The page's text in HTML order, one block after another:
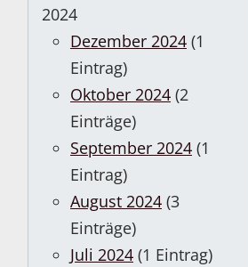
2024
Dezember 2024 (1
Eintrag)
Oktober 2024 (2
Einträge)
September 2024 (1
Eintrag)
August 2024 (3
Einträge)
Juli 2024 (1 Eintrag)